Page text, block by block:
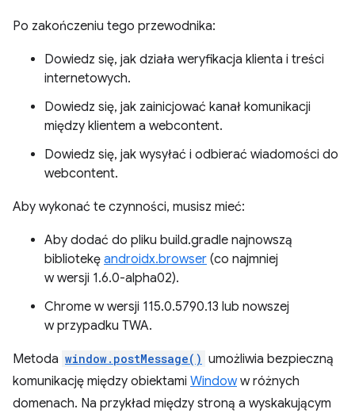
Po zakończeniu tego przewodnika:
Dowiedz się, jak działa weryfikacja klienta i treści
internetowych.
Dowiedz się, jak zainicjować kanał komunikacji
między klientem a webcontent.
Dowiedz się, jak wysyłać i odbierać wiadomości do
webcontent.
Aby wykonać te czynności, musisz mieć:
Aby dodać do pliku build.gradle najnowszą
bibliotekę androidx.browser (co najmniej
w wersji 1.6.0-alpha02).
Chrome w wersji 115.0.5790.13 lub nowszej
w przypadku TWA.
Metoda window.postMessage() umożliwia bezpieczną
komunikację między obiektami Windoww różnych
domenach. Na przykład między stroną a wyskakującym